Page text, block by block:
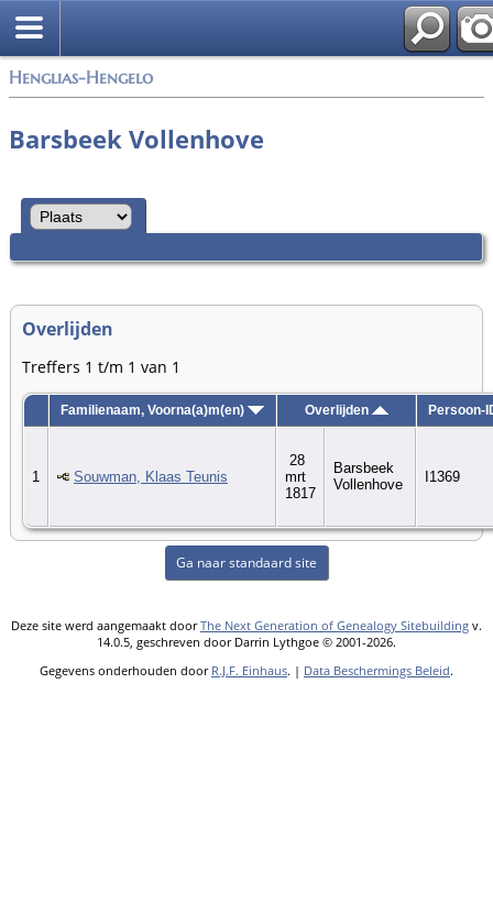
Henglias-Hengelo
Barsbeek Vollenhove
Overlijden
Treffers 1 t/m 1 van 1
Familienaam, Voorna(a)m(en) Overlijden Persoon-
1 Souwman, Klaas Teunis
28
mrt
1817
Barsbeek
Vollenhove
I1369
Ga naar standaard site
Deze site werd aangemaakt doorThe Next Generation of Genealogy Sitebuilding v.
14.0.5, geschreven door Darrin Lythgoe © 2001-2026.
Gegevens onderhouden door R.J.F. Einhaus. | Data Beschermings Beleid.